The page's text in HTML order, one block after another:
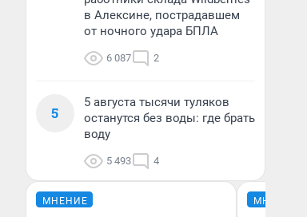
в Алексине, пострадавшем
от ночного удара БПЛА
6 087 2
5
5 августа тысячи туляков
останутся без воды: где брать
воду
5 493 4
МНЕНИЕ МНЕНИЕ